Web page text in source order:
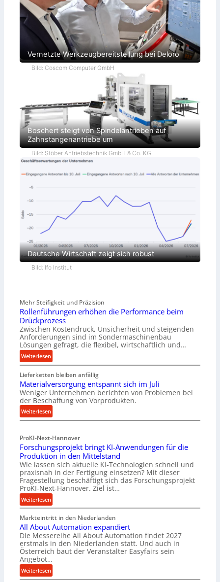
Vernetzte Werkzeugbereitstellung bei Deloro
Bild: Coscom Computer GmbH
Boschert steigt von Spindelantrieben auf
Zahnstangenantriebe um
Bild: Stöber Antriebstechnik GmbH & Co. KG
Deutsche Wirtschaft zeigt sich robust
Bild: Ifo Institut
Mehr Steifigkeit und Präzision
Rollenführungen erhöhen die Performance beim
Drückprozess
Zwischen Kostendruck, Unsicherheit und steigenden
Anforderungen sind im Sondermaschinenbau
Lösungen gefragt, die flexibel, wirtschaftlich und…
Weiterlesen:
R
o
l
l
e
n
f
h
r
u
n
g
e
n
e
r
h
ö
h
e
n
d
i
Lieferketten bleiben anfällig
Materialversorgung entspannt sich im Juli
Weniger Unternehmen berichten von Problemen bei
der Beschaffung von Vorprodukten.
Weiterlesen:
M
t
e
r
i
a
l
v
e
r
o
r
g
u
n
g
ProKI-Next-Hannover
Forschungsprojekt bringt KI-Anwendungen für die
Produktion in den Mittelstand
Wie lassen sich aktuelle KI-Technologien schnell und
praxisnah in der Fertigung einsetzen? Mit dieser
Fragestellung beschäftigt sich das Forschungsprojekt
ProKI-Next-Hannover. Ziel ist…
Weiterlesen:
F
o
r
s
c
h
u
n
Markteintritt in den Niederlanden
All About Automation expandiert
Die Messereihe All About Automation findet 2027
erstmals in den Niederlanden statt. Und auch in
Österreich baut der Veranstalter Easyfairs sein
Angebot…
Weiterlesen:
A